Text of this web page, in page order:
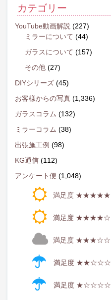
カテゴリー
YouTube動画解説 (227)
ミラーについて (44)
ガラスについて (157)
その他 (27)
DIYシリーズ (45)
お客様からの写真 (1,336)
ガラスコラム (132)
ミラーコラム (38)
出張施工例 (98)
KG通信 (112)
アンケート便 (1,048)
満足度 ★★★★★
満足度 ★★★★☆
満足度 ★★★☆☆
満足度 ★★☆☆☆
満足度 ★☆☆☆☆